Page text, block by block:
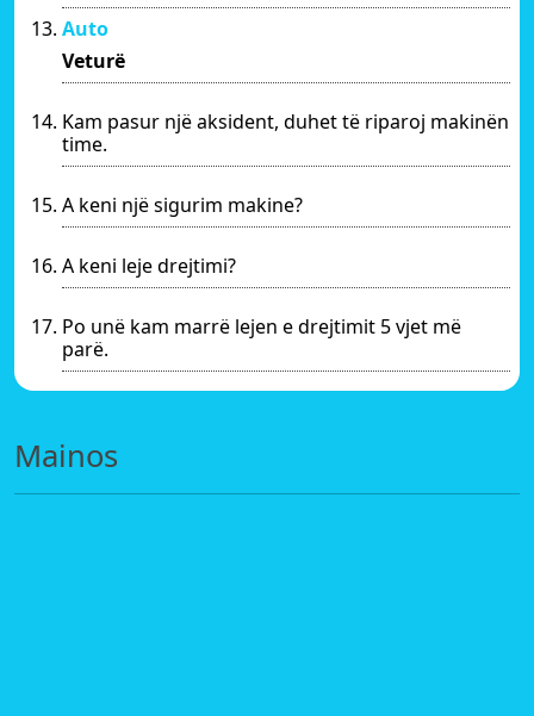
Auto
Veturë
Kam pasur një aksident, duhet të riparoj makinën
time.
A keni një sigurim makine?
A keni leje drejtimi?
Po unë kam marrë lejen e drejtimit 5 vjet më
parë.
Mainos